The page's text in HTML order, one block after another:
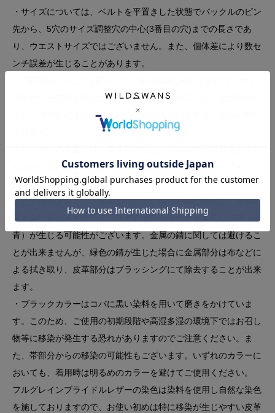
・サイズについては、ベルトを平置きした状態でバックルのピン
先から、5穴のサイズ調整穴の中心(3番目の穴)までの長さであ
り、ウエストサイズではございません。また、個体差により数セ
ンチ誤差が生じることがあります。
ズやカラー交換を理由とした交換・返品には応じることが出来ま
せん。事前に計測を行った上でご注文下さいますようお願い申し
・バックルの表面には、製作時に生じた微細な傷や気泡のような
ものがございますが、素材自体の特性となりますので、予めご了
承ください。
また、使用されている金属の特性上、酸化や傷が影響して表面に
黒ずみや変色を生じたり、皮革の油分や汗などと反応して錆（緑
青）が生じる可能性がございます。金属の錆に関しては避けるこ
とが出来ませんが、緑色の錆が生じた場合に金属部分は布などに
よる拭き取り、皮革部分はブラッシングにて除去することが出来
ます。
・ブラックカラーはコバに黒い染料を用いて磨きをかけていま
す。このため、ご使用の初期段階や高湿多湿の環境下ではお召し
物等に移染が発生する恐れがありますのでご注意ください。ま
た、帯部分からの移染の可能性もございます。いずれのカラーに
おいても、着用時は明るめのカラーを避けてご使用ください。
フルグレインブライドルレザーの染色は染料を使用し自然な染色
を施しておりますので、お使い初めは特に移染が生じやすい皮革